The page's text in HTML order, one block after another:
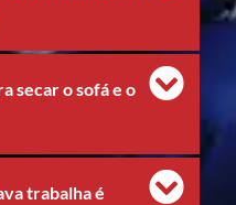
secar o sofá e o
trabalha é